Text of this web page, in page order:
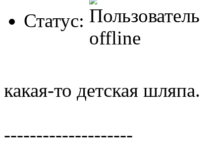
Статус:
какая-то детская шляпа.
--------------------